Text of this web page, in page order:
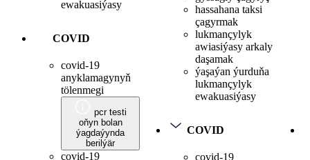
ewakuasiýasy
COVID
covid-19
anyklamagynyň
tölenmegi
pcr testi
oňyn bolan
ýagdaýynda
berilýär
covid-19
hassahana taksi
çagyrmak
lukmançylyk
awiasiýasy arkaly
daşamak
ýaşaýan ýurduňa
lukmançylyk
ewakuasiýasy
COVID
covid-19